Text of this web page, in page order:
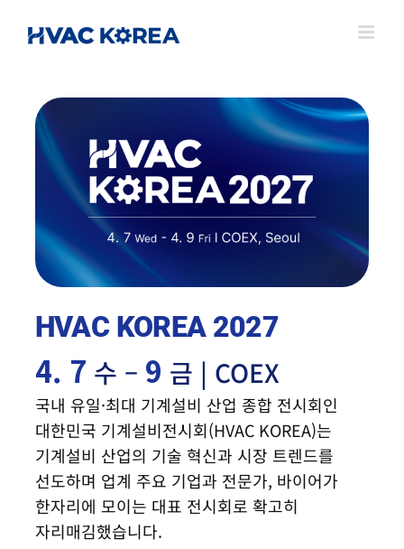
HVAC KOREA 2027
4. 7 수 – 9 금 | COEX
국내 유일·최대 기계설비 산업 종합 전시회인
대한민국 기계설비전시회(HVAC KOREA)는
기계설비 산업의 기술 혁신과 시장 트렌드를
선도하며 업계 주요 기업과 전문가, 바이어가
한자리에 모이는 대표 전시회로 확고히
자리매김했습니다.